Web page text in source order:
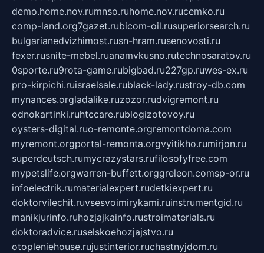
demo.home.nov.rumnso.ruhome.nov.rucemko.ru
comp-land.org7gazet.rubicom-oil.rusuperiorsearch.ru
bulgarianedvizhimost.rusn-hram.rusenovosti.ru
fexer.rusnite-mebel.ruanamvkusno.rutechnosaratov.ru
0sporte.ru9rota-game.rubigbad.ru227gp.ruwes-ex.ru
pro-kirpichi.ruisraelsale.rublack-lady.rustroy-db.com
mynances.orgladalike.ruzozor.rudvigremont.ru
odnokartinki.ruhtccare.rublogizotovoy.ru
oysters-digital.ruo-remonte.orgremontdoma.com
myremont.orgportal-remonta.orgvyitikho.rumirjon.ru
superdeutsch.rumycrazystars.rufilosofyfree.com
mypetslife.orgwarren-buffett.orggreleon.comsp-or.ru
infoelectrik.rumaterialexpert.rudetkiexpert.ru
doktorvilechit.ruvsesvoimirykami.ruinstrumentgid.ru
manikjurinfo.ruhozjajkainfo.rustroimaterials.ru
doktoradvice.ruselskoehozjajstvo.ru
otopleniehouse.rujustinterior.ruchastnyjdom.ru